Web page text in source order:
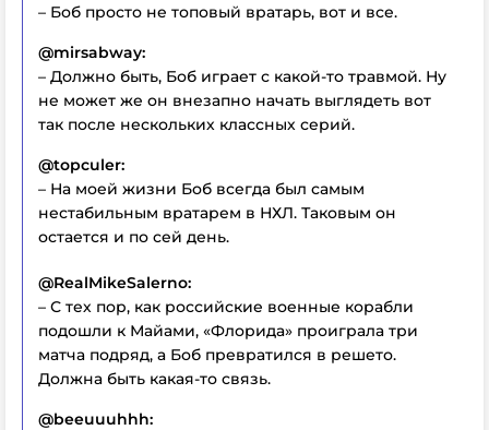
– Боб просто не топовый вратарь, вот и все.
@mirsabway:
– Должно быть, Боб играет с какой-то травмой. Ну
не может же он внезапно начать выглядеть вот
так после нескольких классных серий.
@topculer:
– На моей жизни Боб всегда был самым
нестабильным вратарем в НХЛ. Таковым он
остается и по сей день.
@RealMikeSalerno:
– С тех пор, как российские военные корабли
подошли к Майами, «Флорида» проиграла три
матча подряд, а Боб превратился в решето.
Должна быть какая-то связь.
@beeuuuhhh: